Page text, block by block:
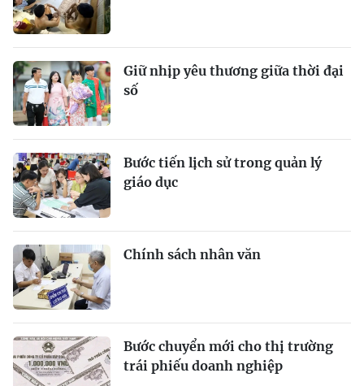
Giữ nhịp yêu thương giữa thời đại
số
Bước tiến lịch sử trong quản lý
giáo dục
Chính sách nhân văn
Bước chuyển mới cho thị trường
trái phiếu doanh nghiệp